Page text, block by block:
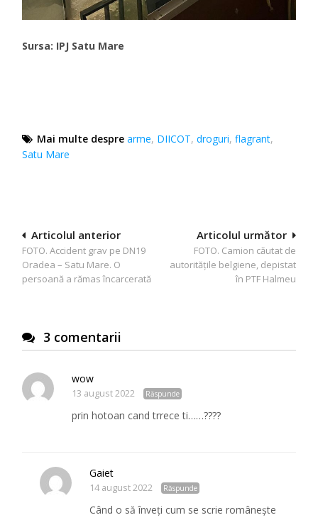
Sursa: IPJ Satu Mare
Mai multe despre arme, DIICOT,droguri,flagrant,
Satu Mare
Navigare
în
articole
Articolul următor
FOTO. Camion căutat de
autoritățile belgiene, depistat
în PTF Halmeu
Articolul anterior
FOTO. Accident grav pe DN19
Oradea – Satu Mare. O
persoană a rămas încarcerată
3 comentarii
wow
13 august 2022 Răspunde
prin hotoan cand trrece ti……????
Gaiet
14 august 2022 Răspunde
Când o să înveți cum se scrie românește